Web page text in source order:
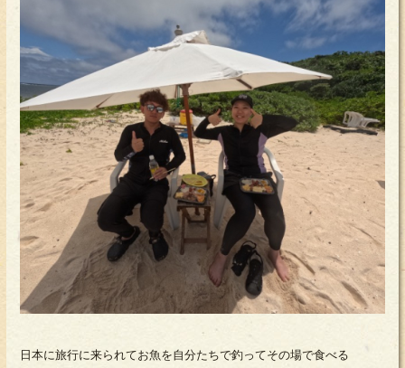
日本に旅行に来られてお魚を自分たちで釣ってその場で食べる